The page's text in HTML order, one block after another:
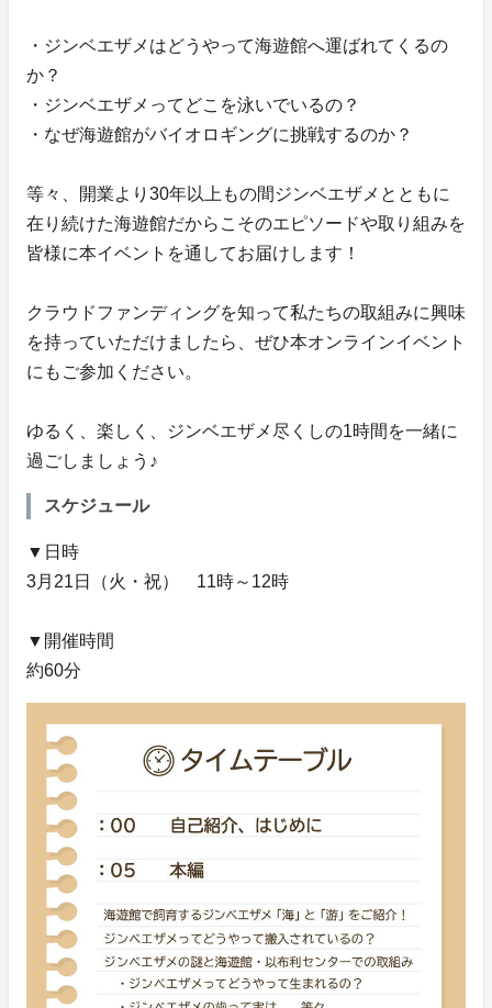
・ジンベエザメはどうやって海遊館へ運ばれてくるの
か？
・ジンベエザメってどこを泳いでいるの？
・なぜ海遊館がバイオロギングに挑戦するのか？
等々、開業より30年以上もの間ジンベエザメとともに
在り続けた海遊館だからこそのエピソードや取り組みを
皆様に本イベントを通してお届けします！
クラウドファンディングを知って私たちの取組みに興味
を持っていただけましたら、ぜひ本オンラインイベント
にもご参加ください。
ゆるく、楽しく、ジンベエザメ尽くしの1時間を一緒に
過ごしましょう♪
スケジュール
▼日時
3月21日（火・祝） 11時～12時
▼開催時間
約60分